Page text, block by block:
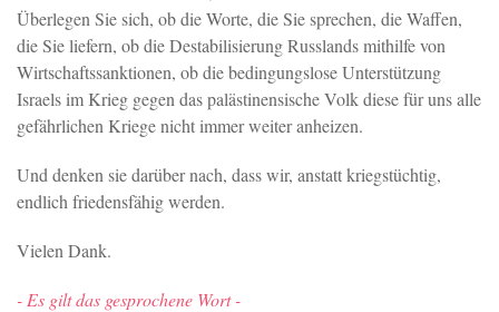
Überlegen Sie sich, ob die Worte, die Sie sprechen, die Waffen,
die Sie liefern, ob die Destabilisierung Russlands mithilfe von
Wirtschaftssanktionen, ob die bedingungslose Unterstützung
Israels im Krieg gegen das palästinensische Volk diese für uns alle
gefährlichen Kriege nicht immer weiter anheizen.
Und denken sie darüber nach, dass wir, anstatt kriegstüchtig,
endlich friedensfähig werden.
Vielen Dank.
- Es gilt das gesprochene Wort -